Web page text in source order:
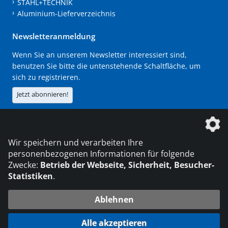
STAHL+TECHNIK
Aluminium-Lieferverzeichnis
Newsletteranmeldung
Wenn Sie an unserem Newsletter interessiert sind,
benutzen Sie bitte die untenstehende Schaltfläche, um
sich zu registrieren.
Jetzt abonnieren!
Die DVS Media GmbH ist ein Unternehmen der
© 2026 DVS Media GmbH
Wir speichern und verarbeiten Ihre
personenbezogenen Informationen für folgende
Zwecke: Betrieb der Webseite, Sicherheit, Besucher-
Statistiken.
Ablehnen
Alle akzeptieren